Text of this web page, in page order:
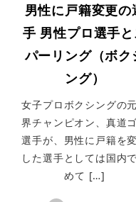
男性に戸籍変更の
手 男性プロ選手と
パーリング（ボク
ング）
女子プロボクシングの
界チャンピオン、真道
選手が、男性に戸籍を
した選手としては国内
めて […]